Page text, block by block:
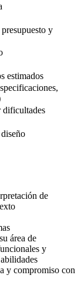
y
estimados
dificultades
de
área de
y
y compromiso con